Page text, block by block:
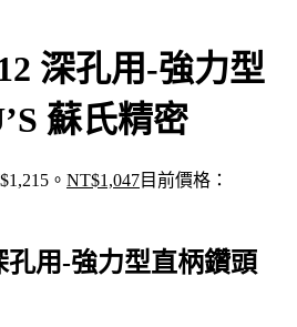
深孔用-強力型
蘇氏精密
。 NT$1,047目前價格：
孔用-強力型直柄鑽頭